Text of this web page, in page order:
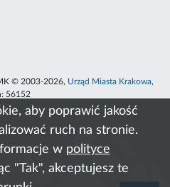
aby poprawić jakość
ruch na stronie.
w polityce
"Tak", akceptujesz te
© 2003-2026, Urząd Miasta Krakowa,
56152